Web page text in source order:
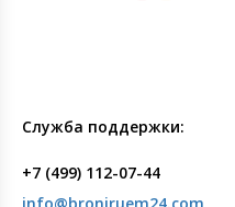
Служба поддержки:
+7 (499) 112-07-44